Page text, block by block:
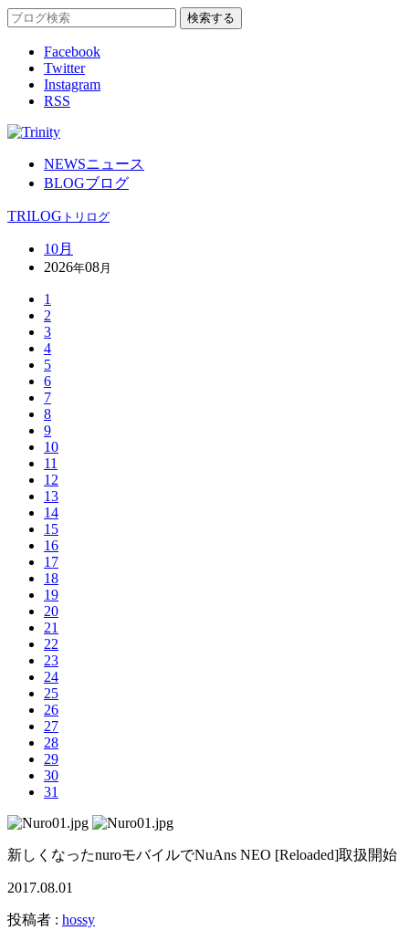
Facebook
Twitter
Instagram
RSS
NEWSニュース
BLOGブログ
TRILOG トリログ
10月
2026年08月
1
2
3
4
5
6
7
8
9
10
11
12
13
14
15
16
17
18
19
20
21
22
23
24
25
26
27
28
29
30
31
新しくなったnuroモバイルでNuAns NEO [Reloaded]取扱開始
2017.08.01
投稿者 : hossy